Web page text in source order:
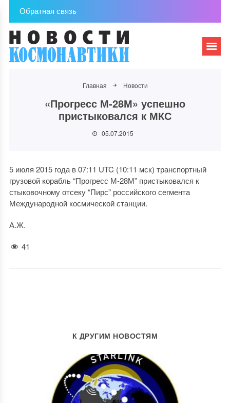
Обратная связь
Главная Новости
«Прогресс М-28М» успешно
пристыковался к МКС
05.07.2015
5 июля 2015 года в 07:11 UTC (10:11 мск) транспортный
грузовой корабль “Прогресс М-28М” пристыковался к
стыковочному отсеку “Пирс” российского сегмента
Международной космической станции.
А.Ж.
41
К ДРУГИМ НОВОСТЯМ